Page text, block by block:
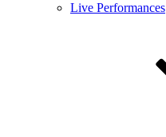
Live Performances